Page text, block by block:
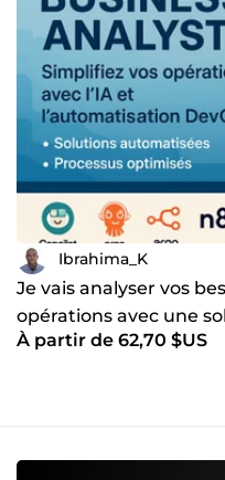
Airtable / Google Sheets
Ibrahima_K
Je vais analyser vos
opérations avec une
mesure
À partir de 62,70 $US